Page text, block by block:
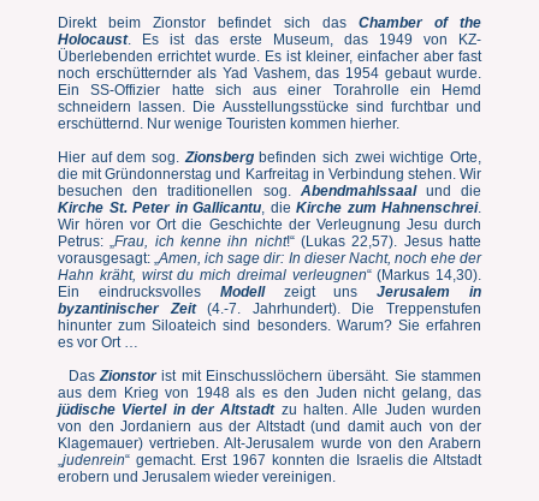
Direkt beim Zionstor befindet sich das Chamber of the
Holocaust. Es ist das erste Museum, das 1949 von KZ-
Überlebenden errichtet wurde. Es ist kleiner, einfacher aber fast
noch erschütternder als Yad Vashem, das 1954 gebaut wurde.
Ein SS-Offizier hatte sich aus einer Torahrolle ein Hemd
schneidern lassen. Die Ausstellungsstücke sind furchtbar und
erschütternd. Nur wenige Touristen kommen hierher.
Hier auf dem sog.Zionsbergbefinden sich zwei wichtige Orte,
die mit Gründonnerstag und Karfreitag in Verbindung stehen. Wir
besuchen den traditionellen sog. Abendmahlssaalund die
Kirche St. Peter in Gallicantu, die Kirche zum Hahnenschrei.
Wir hören vor Ort die Geschichte der Verleugnung Jesu durch
Petrus: „Frau, ich kenne ihn nicht!“ (Lukas 22,57). Jesus hatte
vorausgesagt: „Amen, ich sage dir: In dieser Nacht, noch ehe der
Hahn kräht, wirst du mich dreimal verleugnen“ (Markus 14,30).
Ein eindrucksvolles Modellzeigt unsJerusalem in
byzantinischer Zeit(4.-7. Jahrhundert). Die Treppenstufen
hinunter zum Siloateich sind besonders. Warum? Sie erfahren
es vor Ort …
DasZionstorist mit Einschusslöchern übersäht. Sie stammen
aus dem Krieg von 1948 als es den Juden nicht gelang, das
jüdische Viertel in der Altstadtzu halten. Alle Juden wurden
von den Jordaniern aus der Altstadt (und damit auch von der
Klagemauer) vertrieben. Alt-Jerusalem wurde von den Arabern
„judenrein“ gemacht. Erst 1967 konnten die Israelis die Altstadt
erobern und Jerusalem wieder vereinigen.